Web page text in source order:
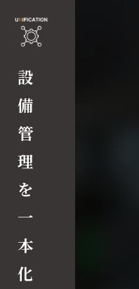
設
備
管
理
を
一
本
化